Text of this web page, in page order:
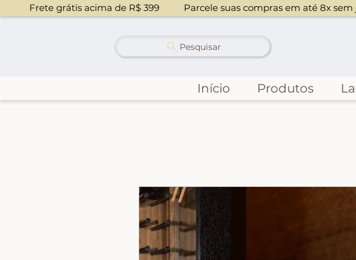
Pesquisar
Frete grátis acima de R$ 399          Parcele suas compras em até 8x sem
Início Produtos